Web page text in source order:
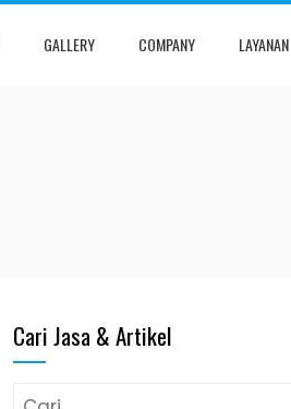
GALLERY COMPANY LAYANAN
Cari Jasa & Artikel
Cari